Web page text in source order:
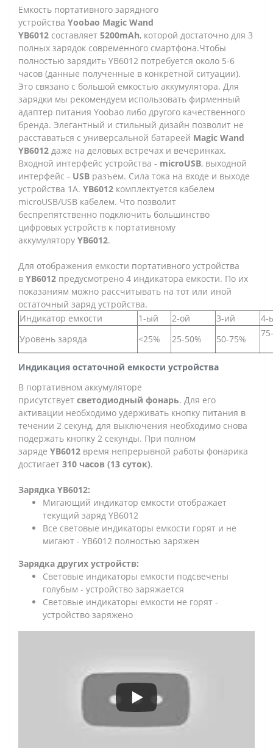
Емкость портативного зарядного
устройства Yoobao Magic Wand
YB6012 составляет 5200mAh, которой достаточно для 3
полных зарядок современного смартфона.Чтобы
полностью зарядить YB6012 потребуется около 5-6
часов (данные полученные в конкретной ситуации).
Это связано с большой емкостью аккумулятора. Для
зарядки мы рекомендуем использовать фирменный
адаптер питания Yoobao либо другого качественного
бренда. Элегантный и стильный дизайн позволит не
расставаться с универсальной батареей Magic Wand
YB6012 даже на деловых встречах и вечеринках.
Входной интерфейс устройства - microUSB, выходной
интерфейс - USB разъем. Сила тока на входе и выходе
устройства 1А. YB6012 комплектуется кабелем
microUSB/USB кабелем. Что позволит
беспрепятственно подключить большинство
цифровых устройств к портативному
аккумулятору YB6012.
Для отображения емкости портативного устройства
в YB6012 предусмотрено 4 индикатора емкости. По их
показаниям можно рассчитывать на тот или иной
остаточный заряд устройства.
Индикация остаточной емкости устройства
Индикатор емкости 1-ый 2-ой 3-ий
4-
Уровень заряда
<25% 25-50% 50-75%
В портативном аккумуляторе
присутствует светодиодный фонарь. Для его
активации необходимо удерживать кнопку питания в
течении 2 секунд, для выключения необходимо снова
подержать кнопку 2 секунды. При полном
заряде YB6012 время непрерывной работы фонарика
достигает 310 часов (13 суток).
Зарядка YB6012:
Мигающий индикатор емкости отображает
текущий заряд YB6012
Все световые индикаторы емкости горят и не
мигают - YB6012 полностью заряжен
Зарядка других устройств:
Световые индикаторы емкости подсвечены
голубым - устройство заряжается
Световые индикаторы емкости не горят -
устройство заряжено